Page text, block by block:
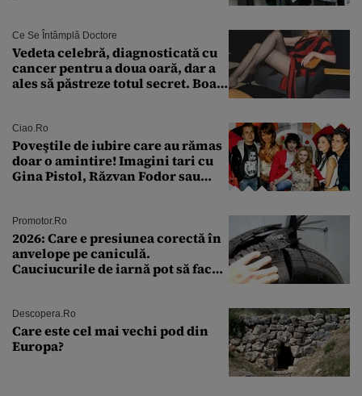
Ce Se Întâmplă Doctore
Vedeta celebră, diagnosticată cu
cancer pentru a doua oară, dar a
ales să păstreze totul secret. Boala
Ciao.ro
Poveştile de iubire care au rămas
doar o amintire! Imagini tari cu
Gina Pistol, Răzvan Fodor sau
Promotor.ro
2026: Care e presiunea corectă în
anvelope pe caniculă.
Cauciucurile de iarnă pot să facă
Descopera.ro
Care este cel mai vechi pod din
Europa?